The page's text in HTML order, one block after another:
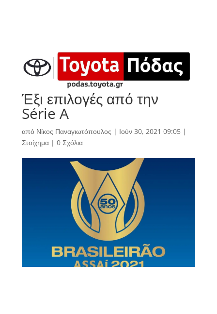
Έξι επιλογές από την
Série A
από Νίκος Παναγιωτόπουλος | Ιούν 30, 2021 09:05|
Στοίχημα| 0 Σχόλια